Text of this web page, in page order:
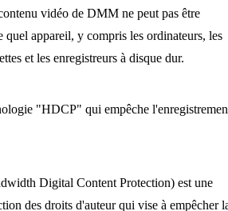
vidéo de DMM ne peut pas être
quel appareil, y compris les ordinateurs, les
et les enregistreurs à disque dur.
"HDCP" qui empêche
Digital Content Protection) est une
des droits d'auteur qui vise à empêcher